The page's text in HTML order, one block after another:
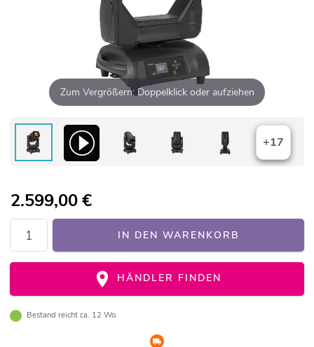
Zum Vergrößern: Doppelklick oder aufziehen
+17
2.599,00€
IN DEN WARENKORB
HÄNDLER FINDEN
Bestand reicht ca. 12 Wo.